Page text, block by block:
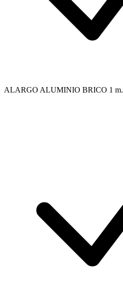
ALARGO ALUMINIO BRICO 1 m.